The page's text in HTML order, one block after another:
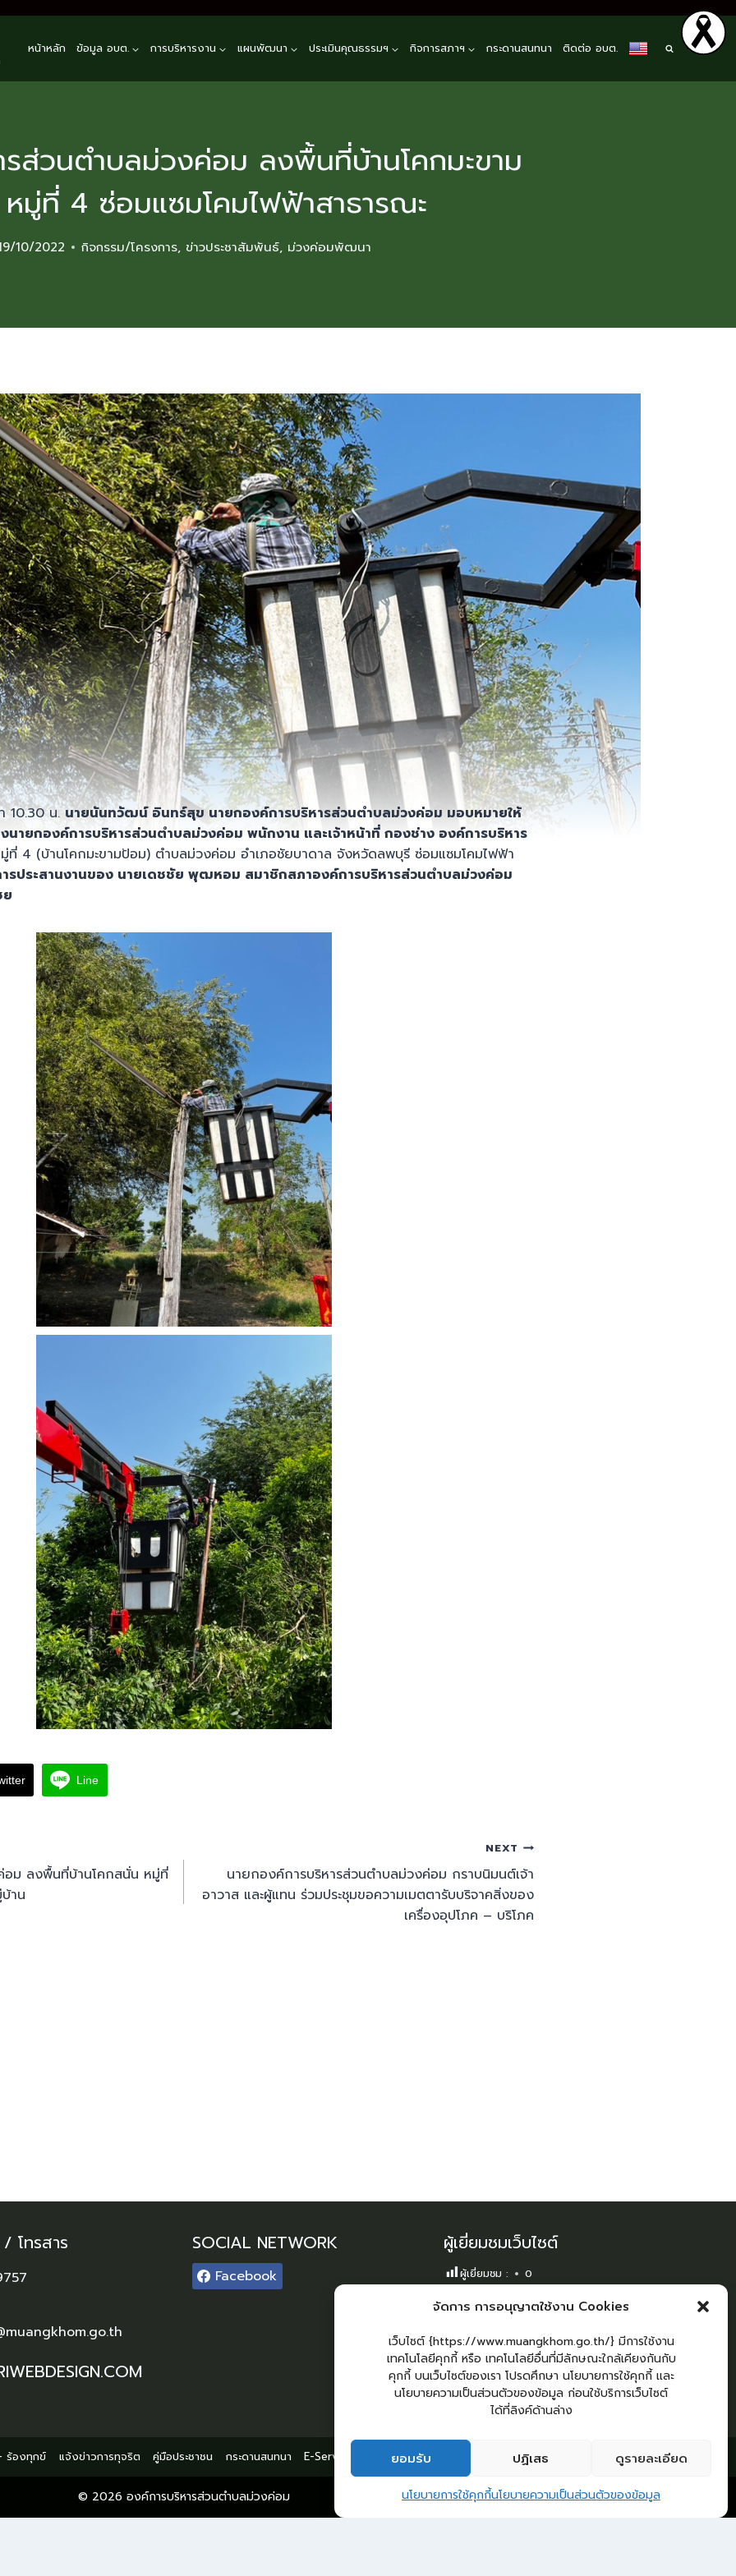
จัดการ การอนุญาตใช้งาน Cookies
เว็บไซต์ {https://www.muangkhom.go.th/} มีการใช้งาน
เทคโนโลยีคุกกี้ หรือ เทคโนโลยีอื่นที่มีลักษณะใกล้เคียงกันกับ
คุกกี้ บนเว็บไซต์ของเรา โปรดศึกษา นโยบายการใช้คุกกี้ และ
นโยบายความเป็นส่วนตัวของข้อมูล ก่อนใช้บริการเว็บไซต์
ได้ที่ลิงค์ด้านล่าง
ยอมรับ ปฏิเสธ ดูรายละเอียด
นโยบายการใช้คุกกี้นโยบายความเป็นส่วนตัวของข้อมูล
หน้าหลัก ข้อมูล อบต. การบริหารงาน แผนพัฒนา ประเมินคุณธรรมฯ กิจการสภาฯ กระดานสนทนา ติดต่อ อบต.
รส่วนตำบลม่วงค่อม ลงพื้นที่บ้านโคกมะขาม
มู่ที่ 4 ซ่อมแซมโคมไฟฟ้าสาธารณะ
10/2022 กิจกรรม/โครงการ, ข่าวประชาสัมพันธ์, ม่วงค่อมพัฒนา
10.30 น.นายนันทวัฒน์ อินทร์สุข นายกองค์การบริหารส่วนตำบลม่วงค่อม มอบหมายให้
นายกองค์การบริหารส่วนตำบลม่วงค่อม พนักงาน และเจ้าหน้าที่ กองช่าง องค์การบริหาร
ที่ 4 (บ้านโคกมะขามป้อม) ตำบลม่วงค่อม อำเภอชัยบาดาล จังหวัดลพบุรี ซ่อมแซมโคมไฟฟ้า
รประสานงานของ นายเดชชัย พุฒหอม สมาชิกสภาองค์การบริหารส่วนตำบลม่วงค่อม
ย
Line
อม ลงพื้นที่บ้านโคกสนั่น หมู่ที่
าน
NEXT
นายกองค์การบริหารส่วนตำบลม่วงค่อม กราบนิมนต์เจ้า
อาวาส และผู้แทน ร่วมประชุมขอความเมตตารับบริจาคสิ่งของ
เครื่องอุปโภค – บริโภค
โทรสาร SOCIAL NETWORK
Facebook
ผู้เยี่ยมชมเว็บไซต์
ผู้เยี่ยมชม : 0
Sitemap
Login
เข้าสู่ระบบ
ร้องทุกข์ แจ้งข่าวการทุจริต คู่มือประชาชน กระดานสนทนา E-Service กระดานสนทนา
© 2026 องค์การบริหารส่วนตำบลม่วงค่อม